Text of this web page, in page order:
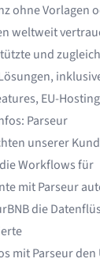
ohne Vorlagen
weltweit
und
EU-Hosting
Parseur
unserer
die Workflows für
mit Parseur
die
mit Parseur den